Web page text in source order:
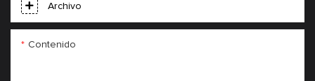
Archivo
Contenido